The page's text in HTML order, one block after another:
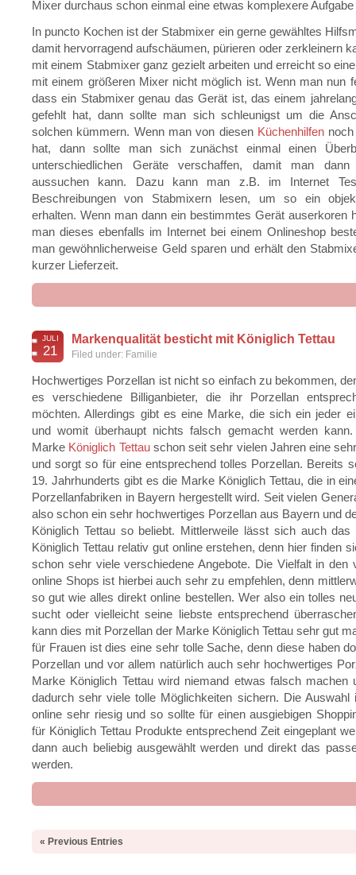
Mixer durchaus schon einmal eine etwas komplexere
In puncto Kochen ist der Stabmixer ein gerne gewähltes
damit hervorragend aufschäumen, pürieren oder zerkleinern
mit einem Stabmixer ganz gezielt arbeiten und erreicht so
mit einem größeren Mixer nicht möglich ist. Wenn man nun
dass ein Stabmixer genau das Gerät ist, das einem
gefehlt hat, dann sollte man sich schleunigst um die
solchen kümmern. Wenn man von diesen Küchenhilfen
hat, dann sollte man sich zunächst einmal einen
unterschiedlichen Geräte verschaffen, damit man
aussuchen kann. Dazu kann man z.B. im Internet
Beschreibungen von Stabmixern lesen, um so ein
erhalten. Wenn man dann ein bestimmtes Gerät auserkoren
man dieses ebenfalls im Internet bei einem Onlineshop
man gewöhnlicherweise Geld sparen und erhält den
kurzer Lieferzeit.
JULI
21
Markenqualität besticht mit Königlich Tettau
Filed under: Familie
Hochwertiges Porzellan ist nicht so einfach zu bekommen,
es verschiedene Billiganbieter, die ihr Porzellan
möchten. Allerdings gibt es eine Marke, die sich ein jeder
und womit überhaupt nichts falsch gemacht werden
Marke Königlich Tettau schon seit sehr vielen Jahren eine
und sorgt so für eine entsprechend tolles Porzellan. Bereits
19. Jahrhunderts gibt es die Marke Königlich Tettau, die in
Porzellanfabriken in Bayern hergestellt wird. Seit vielen
also schon ein sehr hochwertiges Porzellan aus Bayern und
Königlich Tettau so beliebt. Mittlerweile lässt sich auch das
Königlich Tettau relativ gut online erstehen, denn hier finden
schon sehr viele verschiedene Angebote. Die Vielfalt in den
online Shops ist hierbei auch sehr zu empfehlen, denn
so gut wie alles direkt online bestellen. Wer also ein tolles
sucht oder vielleicht seine liebste entsprechend
kann dies mit Porzellan der Marke Königlich Tettau sehr gut
für Frauen ist dies eine sehr tolle Sache, denn diese haben
Porzellan und vor allem natürlich auch sehr hochwertiges
Marke Königlich Tettau wird niemand etwas falsch machen
dadurch sehr viele tolle Möglichkeiten sichern. Die Auswahl
online sehr riesig und so sollte für einen ausgiebigen
für Königlich Tettau Produkte entsprechend Zeit eingeplant
dann auch beliebig ausgewählt werden und direkt das
werden.
« Previous Entries